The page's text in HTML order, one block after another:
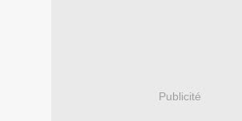
Publicité